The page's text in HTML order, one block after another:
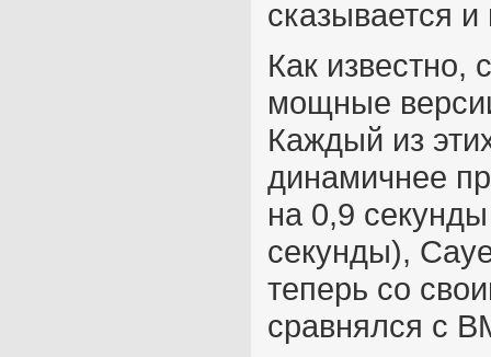
сказывается
Как известно,
мощные
Каждый из
динамичнее
на 0,9
секунды),
теперь со
сравнялся с